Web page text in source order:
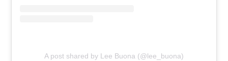
A post shared by Lee Buona (@lee_buona)